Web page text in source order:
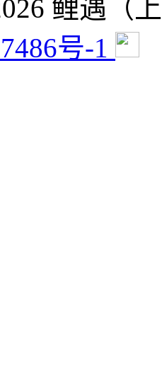
鲤遇（
号-1